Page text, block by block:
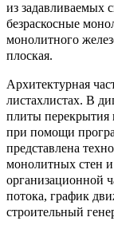
из задавливаемых
безраскосные
монолитного
плоская.
Архитектурная
листахлистах. В
плиты перекрытия
при помощи
представлена
монолитных стен
организационной
потока, график
строительный